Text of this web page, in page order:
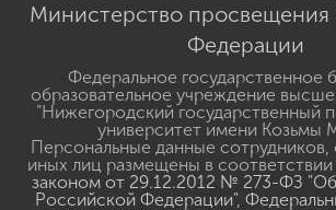
Министерство просвещения
Федерации
Федеральное государственное
образовательное учреждение
"Нижегородский государственный
университет имени Козьмы
Персональные данные
иных лиц размещены в соответствии
законом от 29.12.2012 № 273-ФЗ "Об
Российской Федерации",